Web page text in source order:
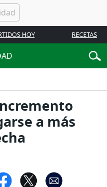
HOY RECETAS
a más